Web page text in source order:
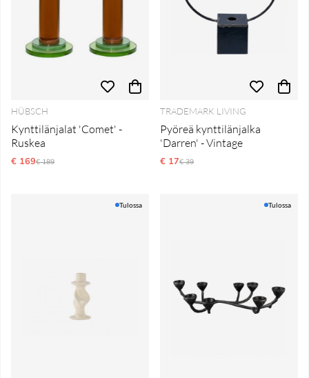
HÜBSCH
Kynttilänjalat 'Comet' -
Ruskea
€ 169Normaali hinta
€ 189
TRADEMARK LIVING
Pyöreä kynttilänjalka
'Darren' - Vintage
€ 17Normaali hinta
€ 39
Tulossa Tulossa